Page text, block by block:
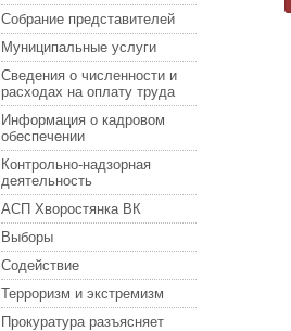
Собрание представителей
Муниципальные услуги
Сведения о численности и
расходах на оплату труда
Информация о кадровом
обеспечении
Контрольно-надзорная
деятельность
АСП Хворостянка ВК
Выборы
Содействие
Терроризм и экстремизм
Прокуратура разъясняет